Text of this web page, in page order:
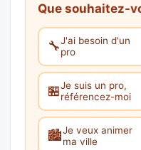
Que souhaitez-
🔧J'ai besoin d'un
pro
🏪Je suis un pro,
référencez-moi
🏙️Je veux animer
ma ville